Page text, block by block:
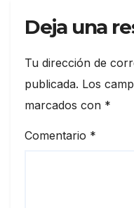
Deja una
Tu dirección de
publicada. Los
marcados con *
Comentario *